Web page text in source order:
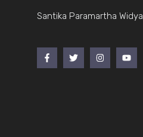
Santika Paramartha Widya